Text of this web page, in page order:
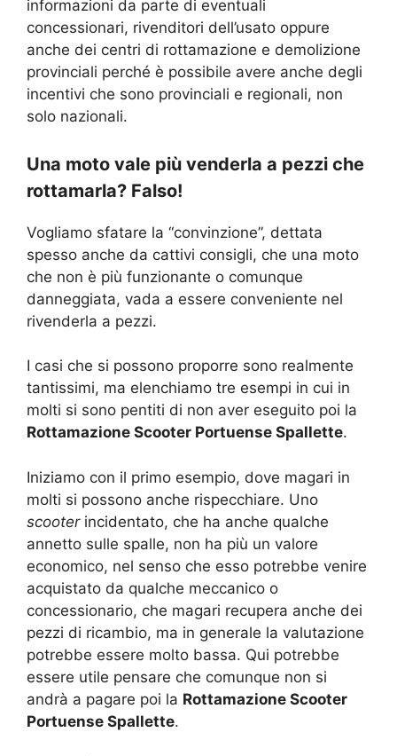
informazioni da parte di eventuali
concessionari, rivenditori dell’usato oppure
anche dei centri di rottamazione e demolizione
provinciali perché è possibile avere anche degli
incentivi che sono provinciali e regionali, non
solo nazionali.
Una moto vale più venderla a pezzi che
rottamarla? Falso!
Vogliamo sfatare la “convinzione”, dettata
spesso anche da cattivi consigli, che una moto
che non è più funzionante o comunque
danneggiata, vada a essere conveniente nel
rivenderla a pezzi.
I casi che si possono proporre sono realmente
tantissimi, ma elenchiamo tre esempi in cui in
molti si sono pentiti di non aver eseguito poi la
Rottamazione Scooter Portuense Spallette.
Iniziamo con il primo esempio, dove magari in
molti si possono anche rispecchiare. Uno
scooterincidentato, che ha anche qualche
annetto sulle spalle, non ha più un valore
economico, nel senso che esso potrebbe venire
acquistato da qualche meccanico o
concessionario, che magari recupera anche dei
pezzi di ricambio, ma in generale la valutazione
potrebbe essere molto bassa. Qui potrebbe
essere utile pensare che comunque non si
andrà a pagare poi la Rottamazione Scooter
Portuense Spallette.